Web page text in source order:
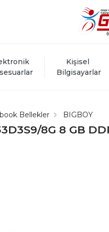
Kişisel
Bilgisayarlar
8G 8 GB
Bellekler BIGBOY